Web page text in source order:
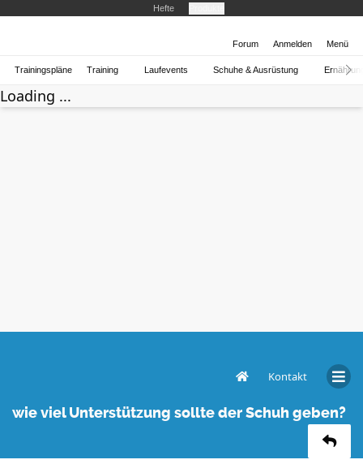
Hefte
Forum Anmelden Menü
Trainingspläne Training Laufevents Schuhe & Ausrüstung
Loading ...
Kontakt
Laufschuhe bei Knick-Senkfuß/Überpronation -
wie viel Unterstützung sollte der Schuh geben?